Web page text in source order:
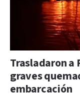
Trasladaron a
graves
embarcación